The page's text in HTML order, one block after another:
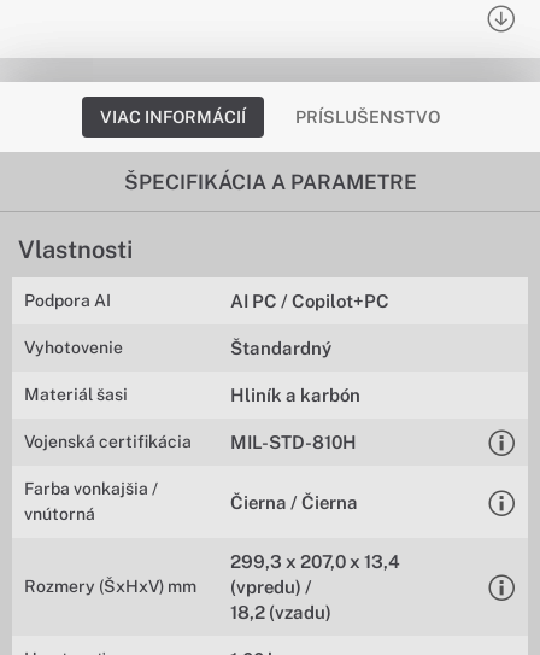
VIAC INFORMÁCIÍ PRÍSLUŠENSTVO
ŠPECIFIKÁCIA A PARAMETRE
Vlastnosti
Podpora AI AI PC / Copilot+PC
Vyhotovenie Štandardný
Materiál šasi Hliník a karbón
Vojenská certifikácia MIL-STD-810H
Farba vonkajšia /
vnútorná
Čierna / Čierna
Rozmery (ŠxHxV) mm
299,3 x 207,0 x 13,4
(vpredu) /
18,2 (vzadu)